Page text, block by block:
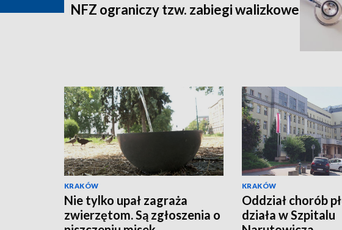
NFZ ograniczy tzw. zabiegi walizkowe
KRAKÓW
Nie tylko upał zagraża
zwierzętom. Są zgłoszenia o
KRAKÓW
Oddział chorób
działa w Szpitalu